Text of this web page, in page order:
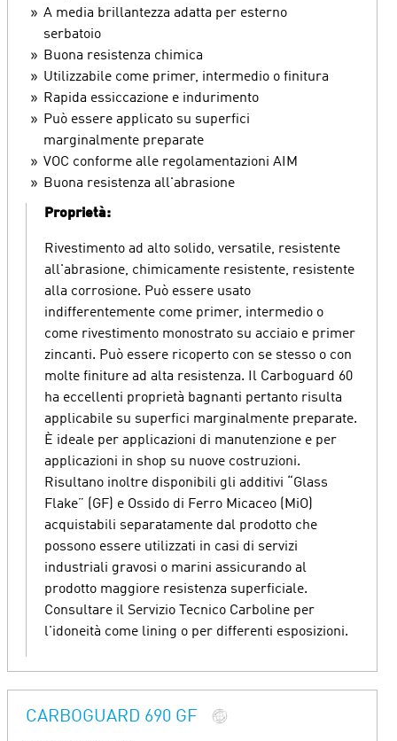
A media brillantezza adatta per esterno
serbatoio
Buona resistenza chimica
Utilizzabile come primer, intermedio o finitura
Rapida essiccazione e indurimento
Può essere applicato su superfici
marginalmente preparate
VOC conforme alle regolamentazioni AIM
Buona resistenza all'abrasione
Proprietà:
Rivestimento ad alto solido, versatile, resistente
all'abrasione, chimicamente resistente, resistente
alla corrosione. Può essere usato
indifferentemente come primer, intermedio o
come rivestimento monostrato su acciaio e primer
zincanti. Può essere ricoperto con se stesso o con
molte finiture ad alta resistenza. Il Carboguard 60
ha eccellenti proprietà bagnanti pertanto risulta
applicabile su superfici marginalmente preparate.
È ideale per applicazioni di manutenzione e per
applicazioni in shop su nuove costruzioni.
Risultano inoltre disponibili gli additivi “Glass
Flake” (GF) e Ossido di Ferro Micaceo (MiO)
acquistabili separatamente dal prodotto che
possono essere utilizzati in casi di servizi
industriali gravosi o marini assicurando al
prodotto maggiore resistenza superficiale.
Consultare il Servizio Tecnico Carboline per
l'idoneità come lining o per differenti esposizioni.
CARBOGUARD 690 GF